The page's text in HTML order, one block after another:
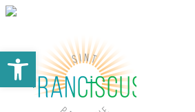
Toolbar openen